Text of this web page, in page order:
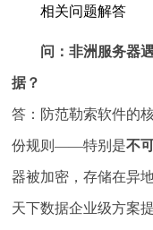
相关问题解答
问：非洲服务器
据？
答：防范勒索软件的
份规则——特别是不
器被加密，存储在异
天下数据企业级方案